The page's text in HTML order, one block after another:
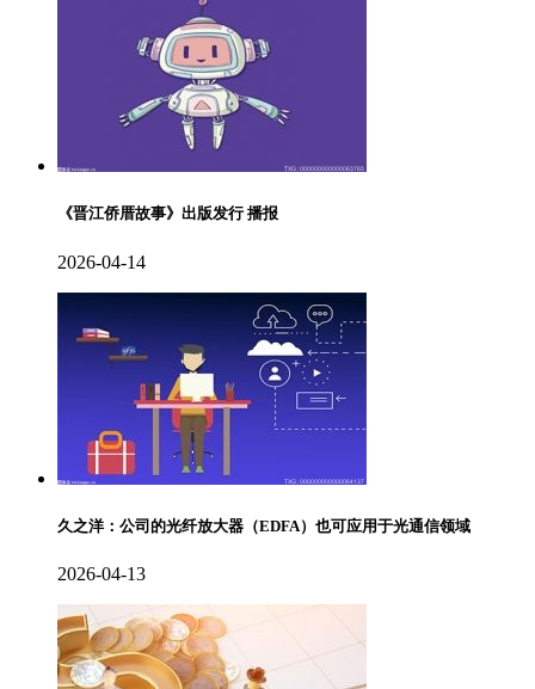
《晋江侨厝故事》出版发行 播报
2026-04-14
久之洋：公司的光纤放大器（EDFA）也可应用于光通信领域
2026-04-13